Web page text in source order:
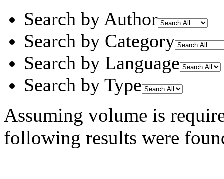
Search by Author
Search by Category
Search by Language
Search by Type
Assuming volume is
following results were